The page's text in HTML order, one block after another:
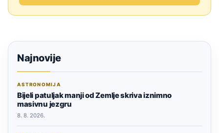
Najnovije
ASTRONOMIJA
Bijeli patuljak manji od Zemlje skriva iznimno
masivnu jezgru
8. 8. 2026.